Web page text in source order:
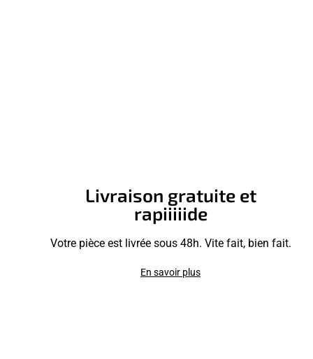
Livraison gratuite et
rapiiiiide
Votre pièce est livrée sous 48h. Vite fait, bien fait.
En savoir plus